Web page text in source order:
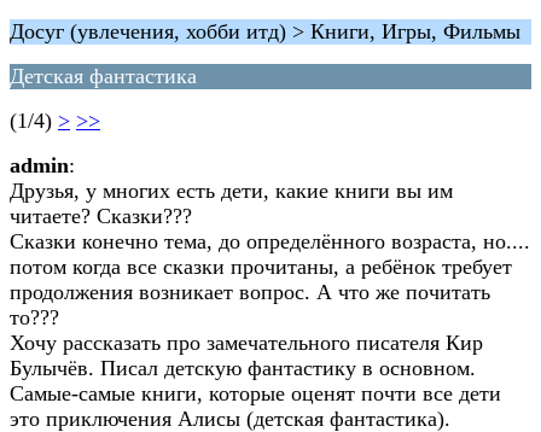
Досуг (увлечения, хобби итд) > Книги, Игры, Фильмы
Детская фантастика
(1/4) > >>
admin:
Друзья, у многих есть дети, какие книги вы им
читаете? Сказки???
Сказки конечно тема, до определённого возраста, но....
потом когда все сказки прочитаны, а ребёнок требует
продолжения возникает вопрос. А что же почитать
то???
Хочу рассказать про замечательного писателя Кир
Булычёв. Писал детскую фантастику в основном.
Самые-самые книги, которые оценят почти все дети
это приключения Алисы (детская фантастика).